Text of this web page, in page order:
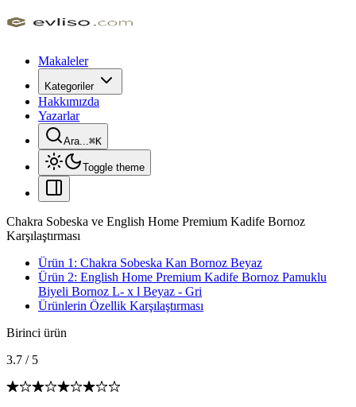
Makaleler
Kategoriler
Hakkımızda
Yazarlar
Ara...⌘K
Toggle theme
Chakra Sobeska ve English Home Premium Kadife Bornoz
Karşılaştırması
Ürün 1: Chakra Sobeska Kan Bornoz Beyaz
Ürün 2: English Home Premium Kadife Bornoz Pamuklu
Biyeli Bornoz L- x l Beyaz - Gri
Ürünlerin Özellik Karşılaştırması
Birinci ürün
3.7 / 5